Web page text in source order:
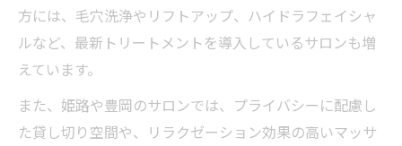
方には、毛穴洗浄やリフトアップ、ハイドラフェイシャ
ルなど、最新トリートメントを導入しているサロンも増
えています。
また、姫路や豊岡のサロンでは、プライバシーに配慮し
た貸し切り空間や、リラクゼーション効果の高いマッサ